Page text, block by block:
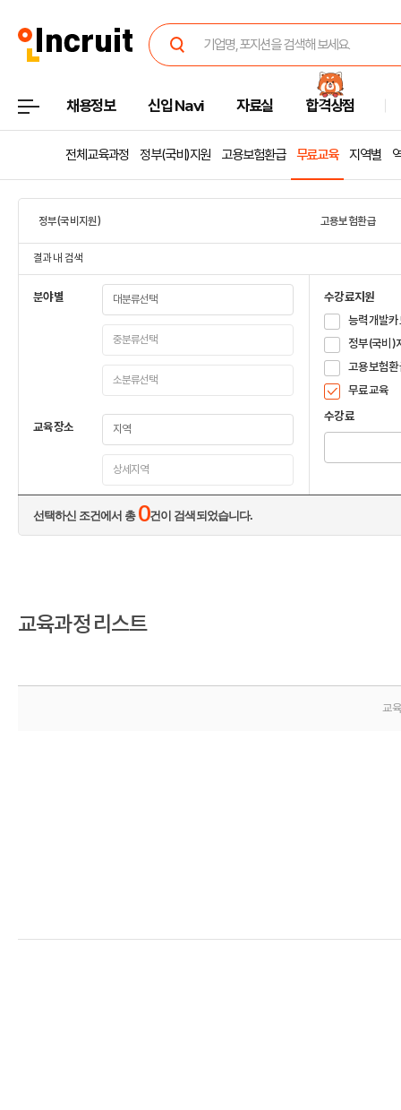
채용정보 신입 Navi 자료실 합격상점
전체교육과정 정부(국비)지원 고용보험환급 무료교육 지역별
정부(국비지원) 고용보험환급
결과 내 검색
분야별
교육장소
수강료지원
능력개발
정부(국비)
고용보험
무료교육
수강료
선택하신 조건에서 총 0건이 검색되었습니다.
교육과정 리스트
교